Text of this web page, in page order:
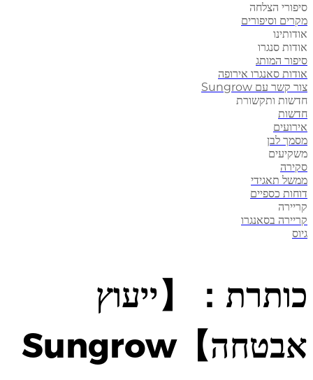
סיפורי הצלחה
מקרים וסיפורים
אודותינו
אודות סנגרו
סיפור המותג
אודות סאנגרו אירופה
צור קשר עם Sungrow
חדשות ותקשורת
חדשות
אירועים
מסמך לבן
משקיעים
סקירה
ממשל תאגידי
דוחות כספיים
קריירה
קריירה בסאנגרו
גיוס
כותרת：【ייעוץ
אבטחה】Sungrow